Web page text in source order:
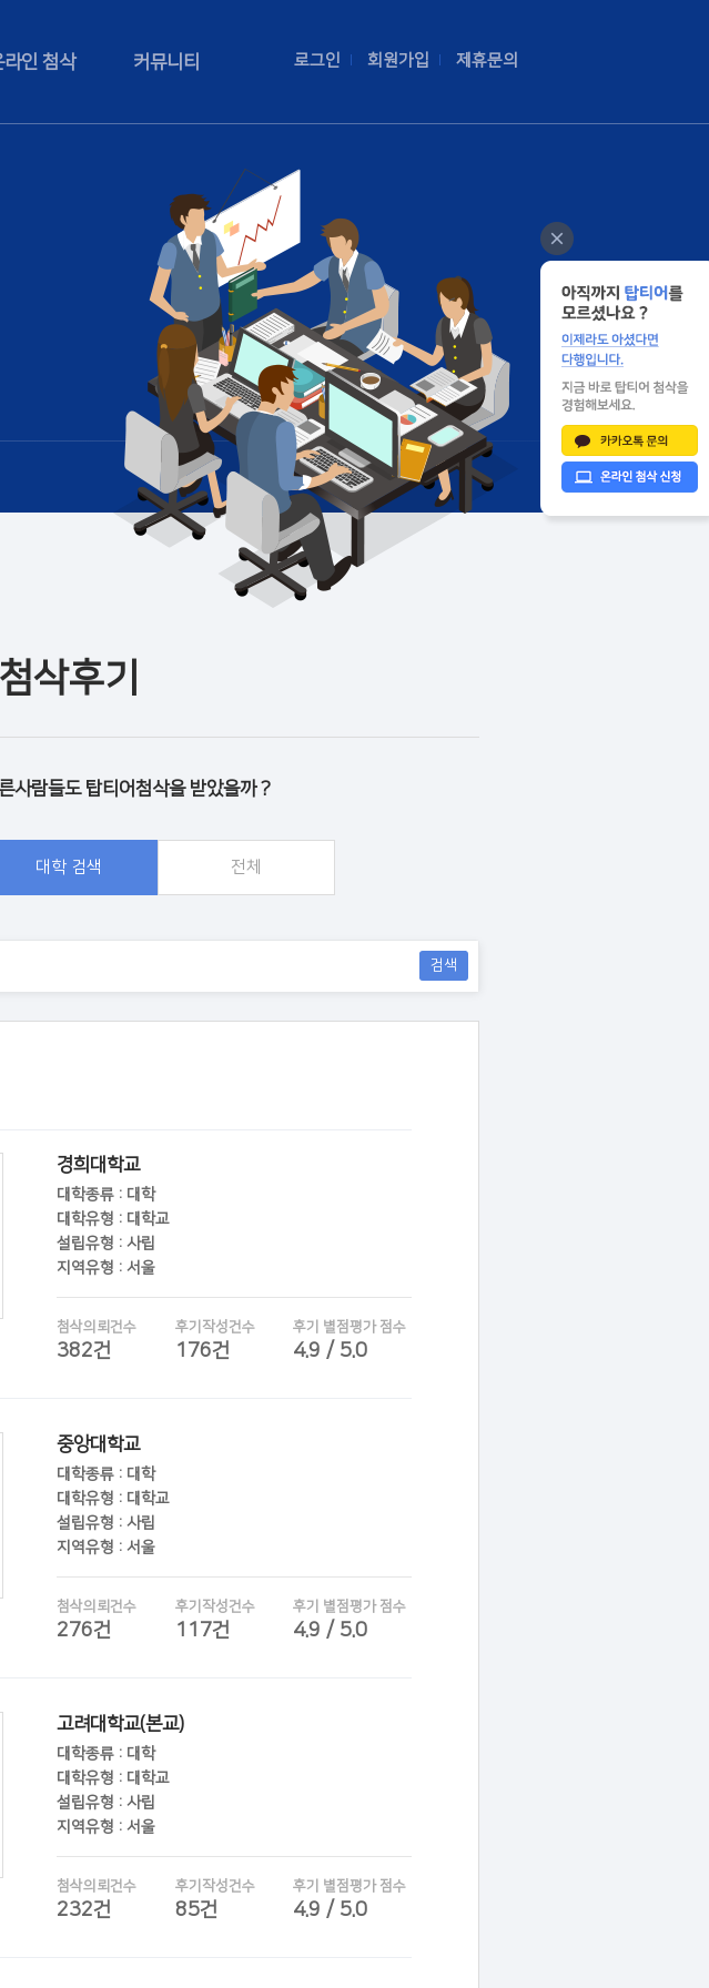
라인 첨삭 커뮤니티 로그인 회원가입 제휴문의
첨삭후기
사람들도 탑티어첨삭을 받았을까 ?
대학 검색 전체
검색
경희대학교
대학종류 : 대학
대학유형 : 대학교
설립유형 : 사립
지역유형 : 서울
첨삭의뢰건수
382건
후기작성건수
176건
후기 별점평가 점수
4.9 / 5.0
중앙대학교
대학종류 : 대학
대학유형 : 대학교
설립유형 : 사립
지역유형 : 서울
첨삭의뢰건수
276건
후기작성건수
117건
후기 별점평가 점수
4.9 / 5.0
고려대학교(본교)
대학종류 : 대학
대학유형 : 대학교
설립유형 : 사립
지역유형 : 서울
첨삭의뢰건수
232건
후기작성건수
85건
후기 별점평가 점수
4.9 / 5.0